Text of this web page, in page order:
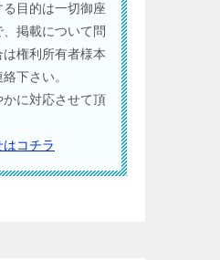
目的は一切御座
掲載について問
権利所有者様本
下さい。
に対応させて頂
コチラ